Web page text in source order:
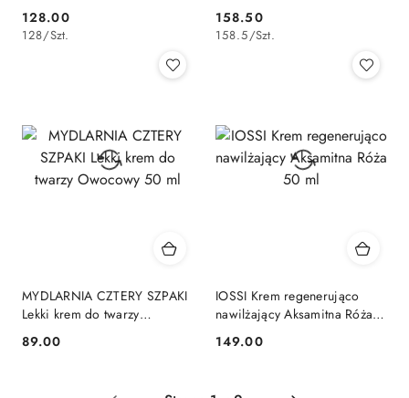
Cena:
128.00
128/Szt. Cena:
158.50
158.5/Szt.
MYDLARNIA CZTERY SZPAKI
Lekki krem do twarzy
Cena:
89.00
IOSSI Krem regenerująco
nawilżający Aksamitna Róża
Cena:
149.00